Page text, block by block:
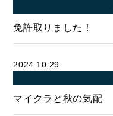
免許取りました！
2024.10.29
マイクラと秋の気配